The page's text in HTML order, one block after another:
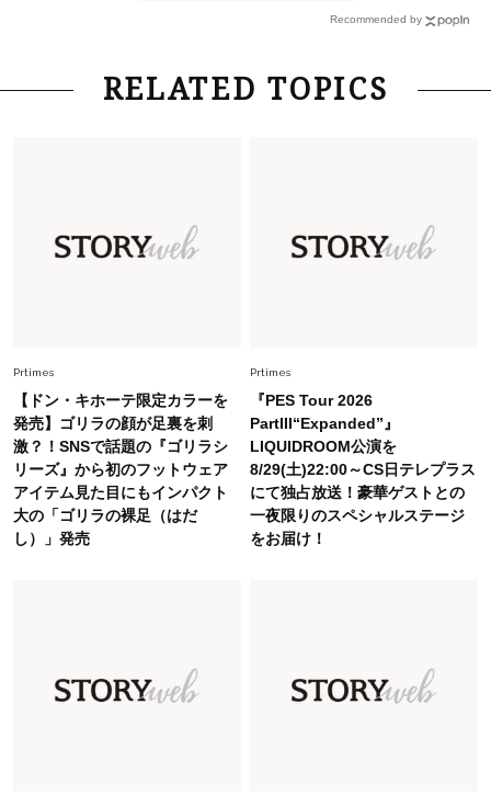
錯覚させる社会の危うさ【上野千鶴子のジェンダ
Lifestyle 2026.8.6
26年夏の【開運アクション】は”ひと拭き”習
を育み中「理想の暮らしよりも今の心地よさを選
んだ」
Fashion 2026.7.16
白黒でもこんなに華やぐ！40代、夏の「甘めト
ップス×パンツ」コーデ〈3選〉
今、40代の「メガネ＆サングラス」のトレンド
に更新あり！“黒ぶち以外”が新定番に
Recommended by
RELATED TOPICS
Prtimes
【ドン・キホーテ限定カラーを
発売】ゴリラの顔が足裏を刺
激？！SNSで話題の『ゴリラシ
リーズ』から初のフットウェア
アイテム見た目にもインパクト
大の「ゴリラの裸足（はだ
し）」発売
Prtimes
『PES Tour 2026
PartIII“Expanded”』
LIQUIDROOM公演を
8/29(土)22:00～CS日テレプラス
にて独占放送！豪華ゲストとの
一夜限りのスペシャルステージ
をお届け！